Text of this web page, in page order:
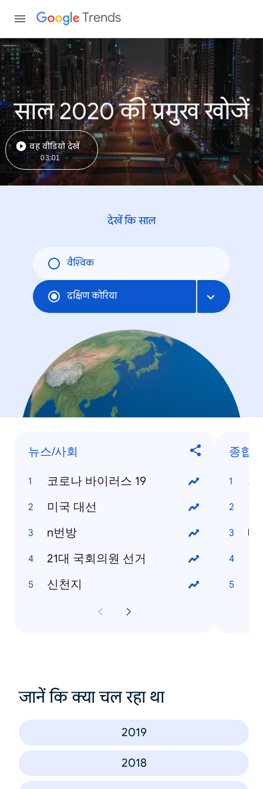
Trends
साल 2020 की प्रमुख खोजें
वह वीडियो देखें
03:01
देखें कि साल
वैश्विक
दक्षिण कोरिया
뉴스/사회
코로나 바이러스 19
미국 대선
n번방
21대 국회의원 선거
신천지
종합
코
테
जानें कि क्या चल रहा था
2019
2018